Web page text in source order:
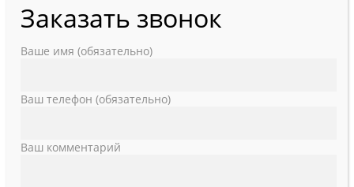
Заказать звонок
Ваше имя (обязательно)
Ваш телефон (обязательно)
Ваш комментарий